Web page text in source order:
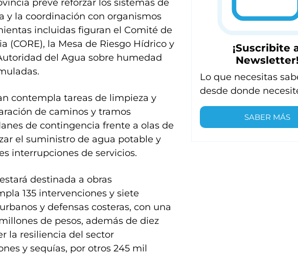
prevé reforzar los sistemas de
la coordinación con organismos
incluidas figuran el Comité de
(CORE), la Mesa de Riesgo Hídrico y
del Agua sobre humedad
contempla tareas de limpieza y
de caminos y tramos
de contingencia frente a olas de
el suministro de agua potable y
interrupciones de servicios.
destinada a obras
135 intervenciones y siete
y defensas costeras, con una
de pesos, además de diez
la resiliencia del sector
y sequías, por otros 245 mil
¡Suscribite
Newsletter!
Lo que necesitas
desde donde
SABER MÁS